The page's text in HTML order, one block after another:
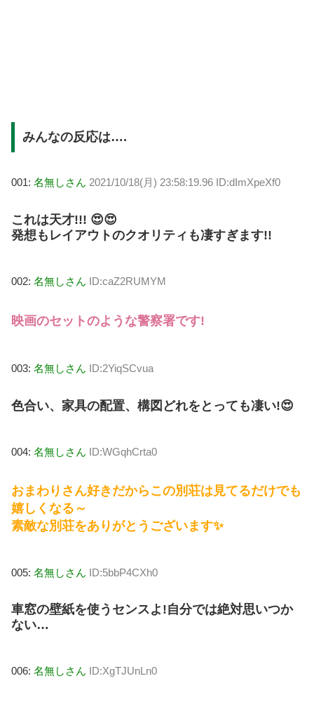
みんなの反応は….
001: 名無しさん 2021/10/18(月) 23:58:19.96 ID:dImXpeXf0
これは天才!!! 😍😍
発想もレイアウトのクオリティも凄すぎます!!
002: 名無しさん ID:caZ2RUMYM
映画のセットのような警察署です!
003: 名無しさん ID:2YiqSCvua
色合い、家具の配置、構図どれをとっても凄い!😍
004: 名無しさん ID:WGqhCrta0
おまわりさん好きだからこの別荘は見てるだけでも
嬉しくなる～
素敵な別荘をありがとうございます✨
005: 名無しさん ID:5bbP4CXh0
車窓の壁紙を使うセンスよ!自分では絶対思いつか
ない…
006: 名無しさん ID:XgTJUnLn0